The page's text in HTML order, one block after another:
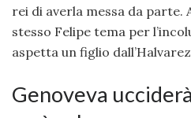
rei di averla messa da parte.
stesso Felipe tema per
aspetta un figlio
Genoveva